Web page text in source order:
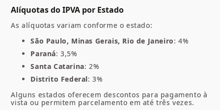
Alíquotas do IPVA por Estado
As alíquotas variam conforme o estado:
São Paulo, Minas Gerais, Rio de Janeiro: 4%
Paraná: 3,5%
Santa Catarina: 2%
Distrito Federal: 3%
Alguns estados oferecem descontos para pagamento à
vista ou permitem parcelamento em até três vezes.